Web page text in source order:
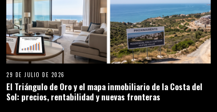
29 DE JULIO DE 2026
El Triángulo de Oro y el mapa inmobiliario de la Costa del
Sol: precios, rentabilidad y nuevas fronteras